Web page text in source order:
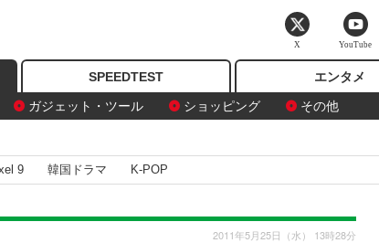
ガジェット・ツール ショッピング その他
SPEEDTEST エンタメ
9 韓国ドラマ K-POP
2011年5月25日（水） 13時28分
X YouTube